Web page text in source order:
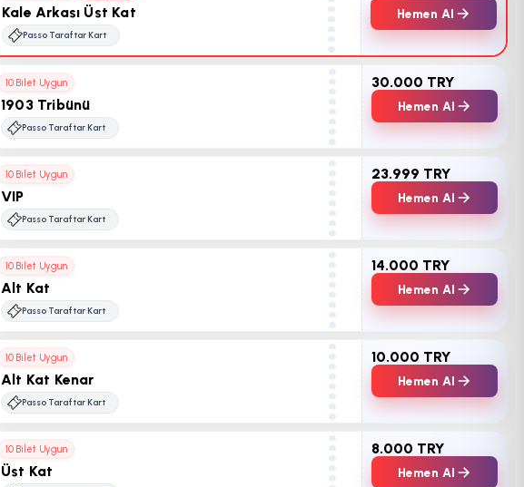
Kale Arkası Üst Kat
Passo Taraftar Kart
Hemen Al
10 Bilet Uygun
1903 Tribünü
Passo Taraftar Kart
30.000 TRY
Hemen Al
10 Bilet Uygun
VIP
Passo Taraftar Kart
23.999 TRY
Hemen Al
10 Bilet Uygun
Alt Kat
Passo Taraftar Kart
14.000 TRY
Hemen Al
10 Bilet Uygun
Alt Kat Kenar
Passo Taraftar Kart
10.000 TRY
Hemen Al
10 Bilet Uygun
Üst Kat
8.000 TRY
Hemen Al